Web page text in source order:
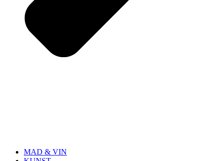
MAD & VIN